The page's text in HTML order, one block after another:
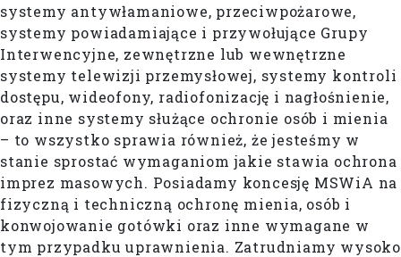
systemy antywłamaniowe, przeciwpożarowe,
systemy powiadamiające i przywołujące Grupy
Interwencyjne, zewnętrzne lub wewnętrzne
systemy telewizji przemysłowej, systemy kontroli
dostępu, wideofony, radiofonizację i nagłośnienie,
oraz inne systemy służące ochronie osób i mienia
– to wszystko sprawia również, że jesteśmy w
stanie sprostać wymaganiom jakie stawia ochrona
imprez masowych. Posiadamy koncesję MSWiA na
fizyczną i techniczną ochronę mienia, osób i
konwojowanie gotówki oraz inne wymagane w
tym przypadku uprawnienia. Zatrudniamy wysoko